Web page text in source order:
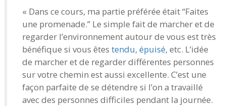
« Dans ce cours, ma partie préférée était “Faites
une promenade.” Le simple fait de marcher et de
regarder l’environnement autour de vous est très
bénéfique si vous êtes tendu, épuisé, etc. L’idée
de marcher et de regarder différentes personnes
sur votre chemin est aussi excellente. C’est une
façon parfaite de se détendre si l’on a travaillé
avec des personnes difficiles pendant la journée.